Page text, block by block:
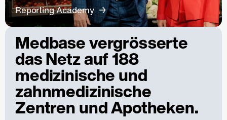
Reporting Academy
Medbase vergrösserte
das Netz auf 188
medizinische und
zahnmedizinische
Zentren und Apotheken.